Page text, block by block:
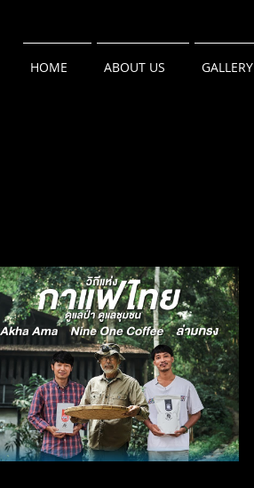
HOME ABOUT US GALLERY